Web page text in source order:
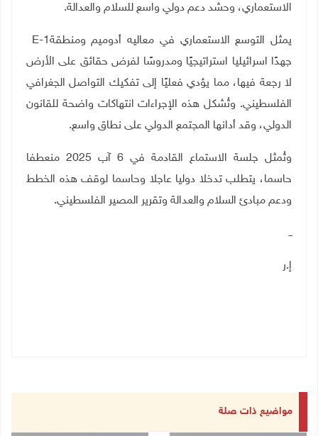
الاستعماري، وحشد دعم دولي واسع للسلام والعدالة.
يمثل التوسع الاستعماري في معاليه أدوميم ومنطقةE-1
جهدًا اسرائيليا استراتيجيًا ومدروسًا لفرض حقائق على الأرض
لا رجعة فيها، مما يؤدي فعليًا إلى تفكيك التواصل الجغرافي
الفلسطيني. وتُشكل هذه الإجراءات انتهاكات واضحة للقانون
الدولي، وقد أدانها المجتمع الدولي على نطاق واسع.
وتُمثل جلسة الاستماع القادمة في 6 آب 2025 منعطفا
حاسما، يتطلب تدخلا دوليا عاجلا وحاسما لوقف هذه الخطط
ودعم مبادئ السلام والعدالة وتقرير المصير الفلسطيني.
ــ
إ.ر
مواضيع ذات صلة